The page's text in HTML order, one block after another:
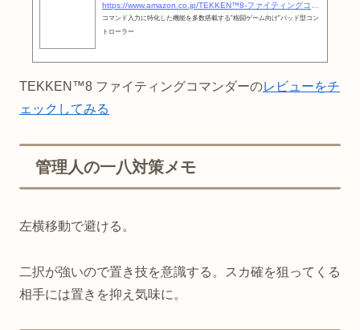
コマンド入力に特化した機能を多数搭載する”格闘ゲーム向け”パッド型コン
トローラー
TEKKEN™8 ファイティングコマンダーのレビューをチ
ェックしてみる
管理人の一八対策メモ
左横移動で避ける。
二択が強いので置き技を意識する。スカ確を狙ってくる
相手には置きを抑え気味に。